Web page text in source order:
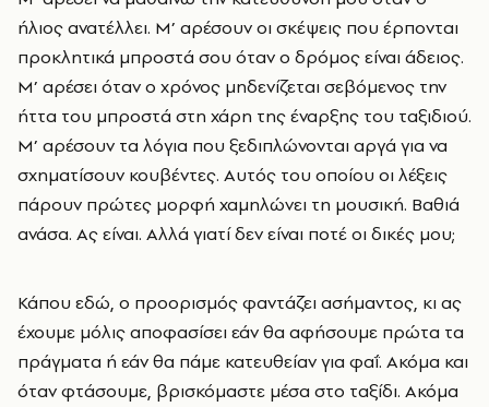
ήλιος ανατέλλει. Μ’ αρέσουν οι σκέψεις που έρπονται
προκλητικά μπροστά σου όταν ο δρόμος είναι άδειος.
Μ’ αρέσει όταν ο χρόνος μηδενίζεται σεβόμενος την
ήττα του μπροστά στη χάρη της έναρξης του ταξιδιού.
Μ’ αρέσουν τα λόγια που ξεδιπλώνονται αργά για να
σχηματίσουν κουβέντες. Αυτός του οποίου οι λέξεις
πάρουν πρώτες μορφή χαμηλώνει τη μουσική. Βαθιά
ανάσα. Ας είναι. Αλλά γιατί δεν είναι ποτέ οι δικές μου;
Κάπου εδώ, ο προορισμός φαντάζει ασήμαντος, κι ας
έχουμε μόλις αποφασίσει εάν θα αφήσουμε πρώτα τα
πράγματα ή εάν θα πάμε κατευθείαν για φαΐ. Ακόμα και
όταν φτάσουμε, βρισκόμαστε μέσα στο ταξίδι. Ακόμα